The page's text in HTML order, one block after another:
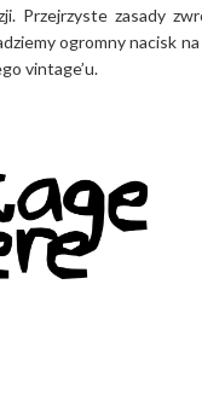
Przejrzyste zasady
ogromny nacisk
vintage’u.